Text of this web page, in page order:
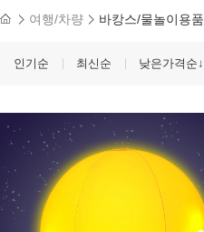
여행/차량 바캉스/물놀이용품
인기순 최신순 낮은가격순↓